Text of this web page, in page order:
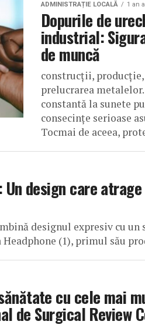
ADMINISTRAȚIE LOCALĂ 1 an
Dopurile de
industrial:
de muncă
construcții,
prelucrarea
constantă la sunete
consecințe serioase
Tocmai de aceea,
design care
designul expresiv cu
(1), primul său
cu cele mai
de Surgical Review